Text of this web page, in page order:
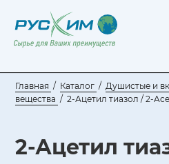
Главная Каталог
Душистые и
вещества
2-Ацетил тиазол / 2-
2-Ацетил